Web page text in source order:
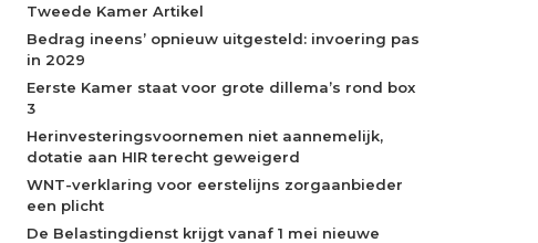
Tweede Kamer Artikel
Bedrag ineens’ opnieuw uitgesteld: invoering pas
in 2029
Eerste Kamer staat voor grote dillema’s rond box
3
Herinvesteringsvoornemen niet aannemelijk,
dotatie aan HIR terecht geweigerd
WNT-verklaring voor eerstelijns zorgaanbieder
een plicht
De Belastingdienst krijgt vanaf 1 mei nieuwe